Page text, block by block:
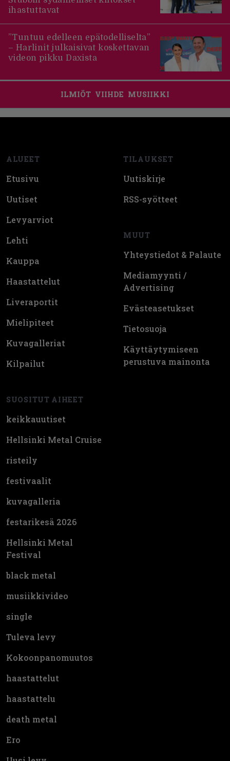
ihastuttavat
”Tuntuu edelleen epätodelliselta”
– Harlinit julkaisivat koskettavan
videon pikku Daxista
ILMIÖT VIIHDE MUSIIKKI
ALUEET
Etusivu
Uutiset
Levyarviot
Lehti
Kauppa
Haastattelut
Liveraportit
Mielipiteet
Kuvagalleriat
Kilpailut
SUOSITUT AIHEET
keikkauutiset
Hellsinki Metal Cruise
risteily
festivaalit
kuvagalleria
festarikesä 2026
Hellsinki Metal
Festival
black metal
musiikkivideo
single
Tuleva levy
Kokoonpanomuutos
haastattelut
haastattelu
death metal
Ero
TILAUKSET
Uutiskirje
RSS-syötteet
MUUT
Yhteystiedot & Palaute
Mediamyynti /
Advertising
Evästeasetukset
Tietosuoja
Käyttäytymiseen
perustuva mainonta